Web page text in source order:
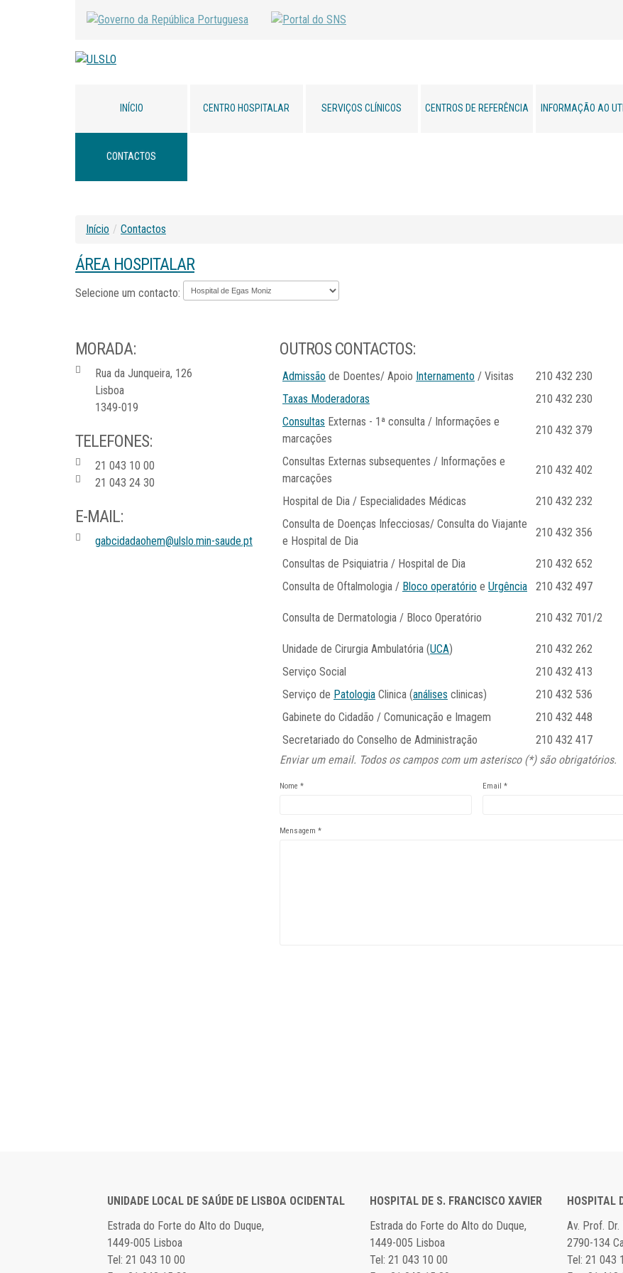
INÍCIO CENTRO HOSPITALAR SERVIÇOS CLÍNICOS CENTROS DE REFERÊNCIA INFORMAÇÃO AO
CONTACTOS
Início / Contactos
ÁREA HOSPITALAR
Selecione um contacto:
MORADA:
Rua da Junqueira, 126
Lisboa
1349-019
TELEFONES:
21 043 10 00
21 043 24 30
E-MAIL:
gabcidadaohem@ulslo.min-saude.pt
OUTROS CONTACTOS:
Admissão de Doentes/ Apoio Internamento / Visitas 210 432 230
Taxas Moderadoras
210 432 230
Consultas Externas - 1ª consulta / Informações e
marcações
210 432 379
Consultas Externas subsequentes / Informações e
marcações
210 432 402
Hospital de Dia / Especialidades Médicas 210 432 232
Consulta de Doenças Infecciosas/ Consulta do Viajante
e Hospital de Dia
210 432 356
Consultas de Psiquiatria / Hospital de Dia 210 432 652
Consulta de Oftalmologia / Bloco operatório e Urgência 210 432 497
Consulta de Dermatologia / Bloco Operatório 210 432 701/2
Unidade de Cirurgia Ambulatória (UCA) 210 432 262
Serviço Social
210 432 413
Serviço de Patologia Clinica (análises clinicas) 210 432 536
Gabinete do Cidadão / Comunicação e Imagem
210 432 448
Secretariado do Conselho de Administração
210 432 417
Enviar um email. Todos os campos com um asterisco (*) são obrigatórios.
Nome * Email *
Mensagem *
UNIDADE LOCAL DE SAÚDE DE LISBOA OCIDENTAL
Estrada do Forte do Alto do Duque,
1449-005 Lisboa
Tel: 21 043 10 00
HOSPITAL DE S. FRANCISCO XAVIER
Estrada do Forte do Alto do Duque,
1449-005 Lisboa
Tel: 21 043 10 00
HOSPITAL
Av. Prof. Dr.
2790-134
Tel: 21 043